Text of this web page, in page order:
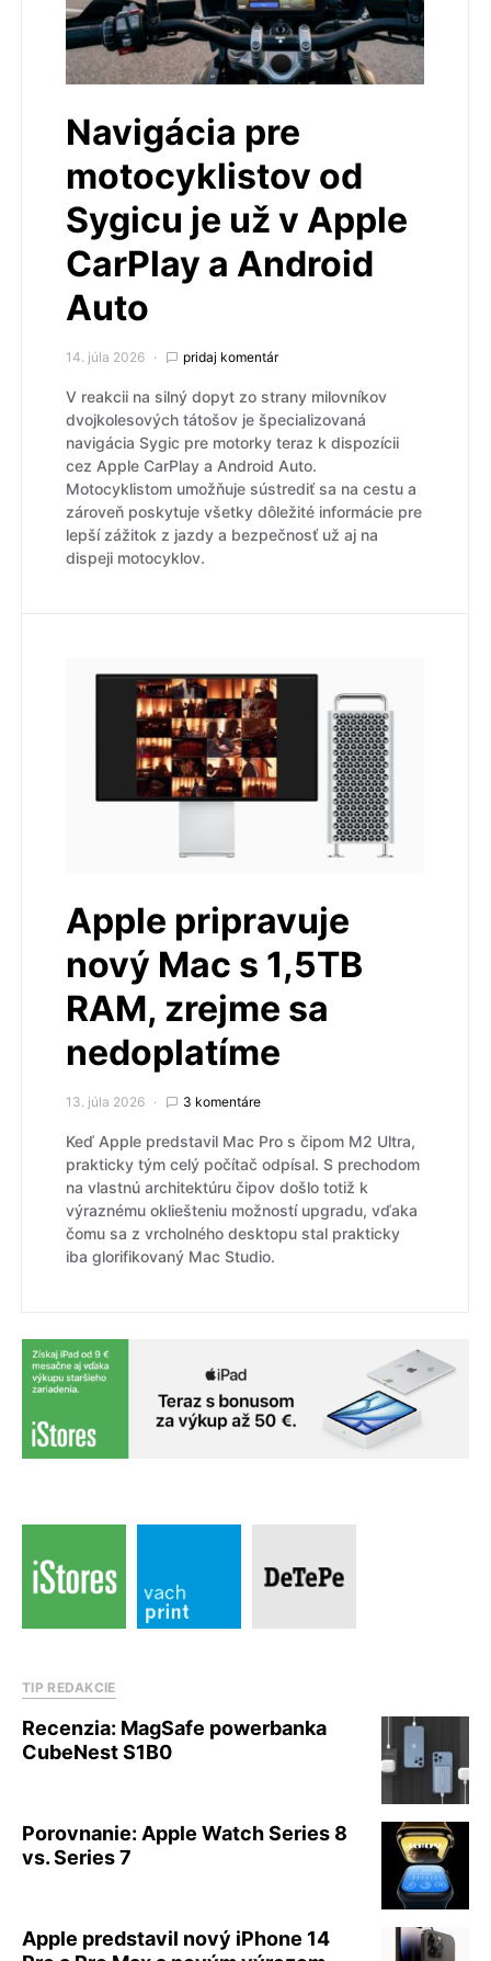
Navigácia pre
motocyklistov od
Sygicu je už v Apple
CarPlay a Android
Auto
14. júla 2026 pridaj komentár
V reakcii na silný dopyt zo strany milovníkov
dvojkolesových tátošov je špecializovaná
navigácia Sygic pre motorky teraz k dispozícii
cez Apple CarPlay a Android Auto.
Motocyklistom umožňuje sústrediť sa na cestu a
zároveň poskytuje všetky dôležité informácie pre
lepší zážitok z jazdy a bezpečnosť už aj na
dispeji motocyklov.
Apple pripravuje
nový Mac s 1,5TB
RAM, zrejme sa
nedoplatíme
13. júla 2026 3 komentáre
Keď Apple predstavil Mac Pro s čipom M2 Ultra,
prakticky tým celý počítač odpísal. S prechodom
na vlastnú architektúru čipov došlo totiž k
výraznému okliešteniu možností upgradu, vďaka
čomu sa z vrcholného desktopu stal prakticky
iba glorifikovaný Mac Studio.
TIP REDAKCIE
Recenzia: MagSafe powerbanka
CubeNest S1B0
Porovnanie: Apple Watch Series 8
vs. Series 7
Apple predstavil nový iPhone 14